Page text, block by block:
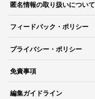
匿名情報の取り扱いについて
フィードバック・ポリシー
プライバシー・ポリシー
免責事項
編集ガイドライン